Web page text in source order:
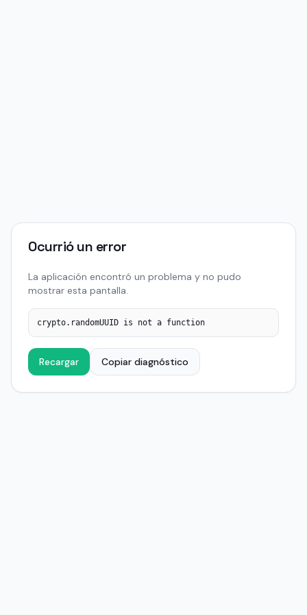
Ocurrió un error
La aplicación encontró un problema y no pudo
mostrar esta pantalla.
crypto.randomUUID is not a function
Recargar Copiar diagnóstico